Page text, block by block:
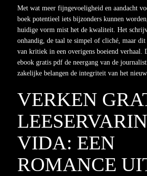
Met wat meer fijngevoeligheid en aandacht
boek potentieel iets bijzonders kunnen
huidige vorm mist het de kwaliteit. Het
onhandig, de taal te simpel of cliché, maar
van kritiek in een overigens boeiend verhaal.
ebook gratis pdf de neergang van de
zakelijke belangen de integriteit van het
VERKEN
VIDA: EEN
ROMANCE